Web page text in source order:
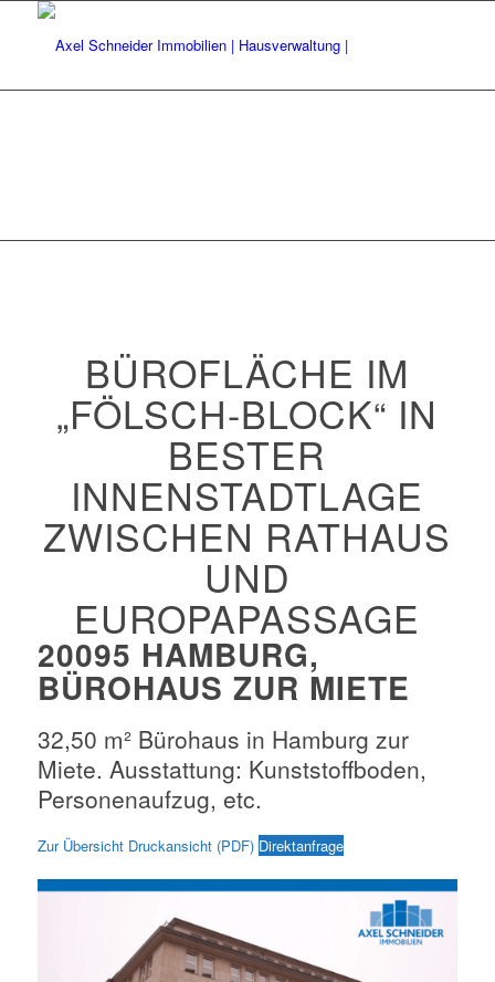
BÜROFLÄCHE IM
„FÖLSCH-BLOCK“ IN
BESTER
INNENSTADTLAGE
ZWISCHEN RATHAUS
UND
EUROPAPASSAGE
20095 HAMBURG,
BÜROHAUS ZUR MIETE
32,50 m² Bürohaus in Hamburg zur
Miete. Ausstattung: Kunststoffboden,
Personenaufzug, etc.
Zur Übersicht Druckansicht (PDF) Direktanfrage